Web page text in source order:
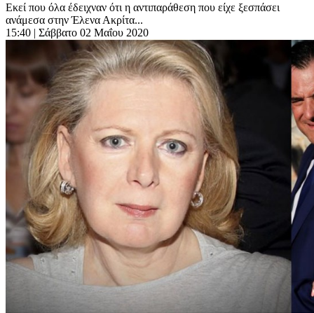
Εκεί που όλα έδειχναν ότι η αντιπαράθεση που είχε ξεσπάσει
ανάμεσα στην Έλενα Ακρίτα...
15:40 | Σάββατο 02 Μαΐου 2020